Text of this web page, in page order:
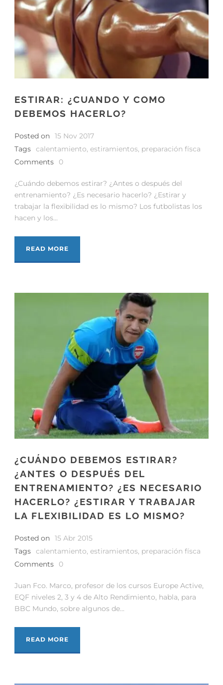
ESTIRAR: ¿CUANDO Y COMO
DEBEMOS HACERLO?
Posted on 15 Nov 2017
Tags calentamiento, estiramientos, preparación físca
Comments
0
¿Cuándo debemos estirar? ¿Antes o después del
entrenamiento? ¿Es necesario hacerlo? ¿Estirar y
trabajar la flexibilidad es lo mismo? Los futbolistas los
hacen y los...
READ MORE
¿CUÁNDO DEBEMOS ESTIRAR?
¿ANTES O DESPUÉS DEL
ENTRENAMIENTO? ¿ES NECESARIO
HACERLO? ¿ESTIRAR Y TRABAJAR
LA FLEXIBILIDAD ES LO MISMO?
Posted on 15 Abr 2015
Tags calentamiento, estiramientos, preparación físca
Comments
0
Juan Fco. Marco, profesor de los cursos Europe Active,
EQF niveles 2, 3 y 4 de Alto Rendimiento, habla, para
BBC Mundo, sobre algunos de...
READ MORE